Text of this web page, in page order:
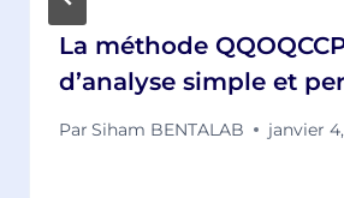
La méthode
d’analyse simple et
Par Siham BENTALAB janvier